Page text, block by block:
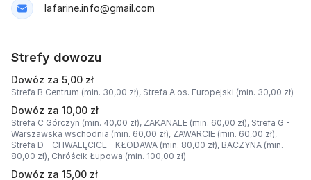
lafarine.info@gmail.com
Strefy dowozu
Dowóz za 5,00 zł
Strefa B Centrum (min. 30,00 zł), Strefa A os. Europejski (min. 30,00 zł)
Dowóz za 10,00 zł
Strefa C Górczyn (min. 40,00 zł), ZAKANALE (min. 60,00 zł), Strefa G -
Warszawska wschodnia (min. 60,00 zł), ZAWARCIE (min. 60,00 zł),
Strefa D - CHWALĘCICE - KŁODAWA (min. 80,00 zł), BACZYNA (min.
80,00 zł), Chróścik Łupowa (min. 100,00 zł)
Dowóz za 15,00 zł